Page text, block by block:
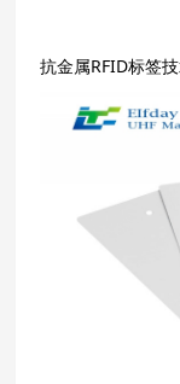
抗金属RFID标签